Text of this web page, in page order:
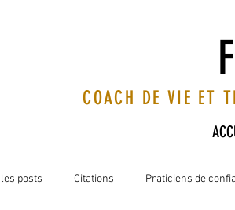
COACH DE VIE ET
posts Citations Praticiens de